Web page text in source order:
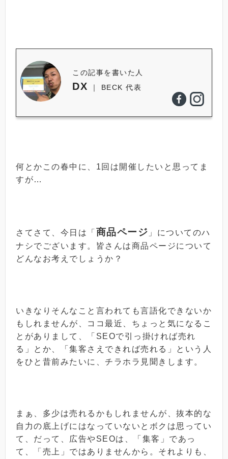
この記事を書いた人
DX ｜ BECK 代表
何とかこの春中に、1回は開催したいと思ってま
すが…
さてさて、今日は「 商品ページ 」についてのハ
ナシでございます。皆さんは商品ページについて
どんなお考えでしょうか？
いきなりそんなこと言われても言語化できないか
もしれませんが、ココ最近、ちょっと気になるこ
とがありまして、「SEOで引っ掛ければ売れ
る」とか、「集客さえできれば売れる」という人
をひと昔前みたいに、チラホラ見聞きします。
まぁ、多少は売れるかもしれませんが、抜本的な
自力の底上げにはなっていないとボクは思ってい
て、だって、広告やSEOは、「集客」であっ
て、「売上」ではありませんから。それよりも、